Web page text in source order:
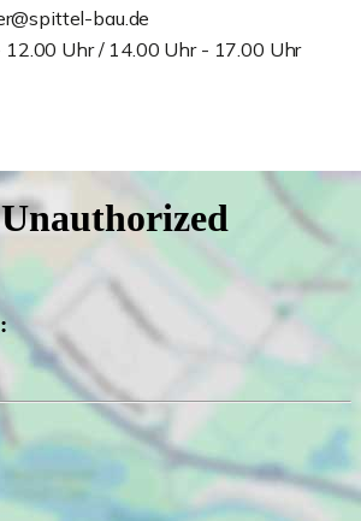
bau.de
12.00 Uhr / 14.00 Uhr - 17.00 Uhr